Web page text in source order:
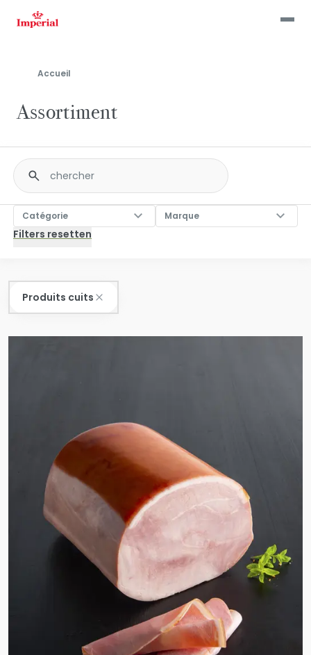
Accueil
Assortiment
Catégorie
Catégorie Marque
Marque
Fulltext
search
Produits cuits